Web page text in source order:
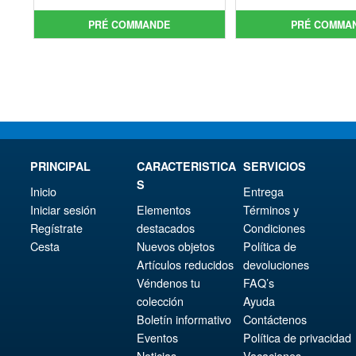
initial
était :
prix
actuel
PRÉ COMMANDE
prix
PRÉ
PRINCIPAL
Inicio
Iniciar sesión
Regístrate
Cesta
CARACTERISTICA
S
Elementos
destacados
Nuevos objetos
Artículos reducidos
Véndenos tu
colección
Boletín informativo
Eventos
SERVICIOS
Entrega
Términos y
Condiciones
Política de
devoluciones
FAQ’s
Ayuda
Contáctenos
Política de privacidad